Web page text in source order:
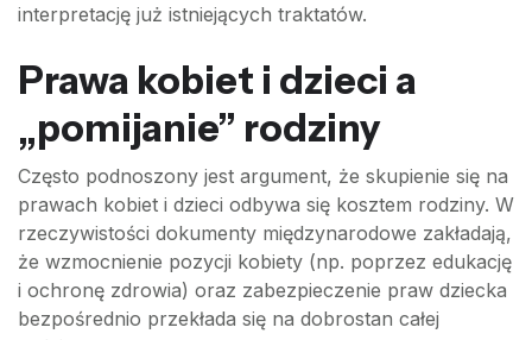
interpretację już istniejących traktatów.
Prawa kobiet i dzieci a
„pomijanie” rodziny
Często podnoszony jest argument, że skupienie się na
prawach kobiet i dzieci odbywa się kosztem rodziny. W
rzeczywistości dokumenty międzynarodowe zakładają,
że wzmocnienie pozycji kobiety (np. poprzez edukację
i ochronę zdrowia) oraz zabezpieczenie praw dziecka
bezpośrednio przekłada się na dobrostan całej